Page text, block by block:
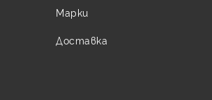
Марки
Доставка